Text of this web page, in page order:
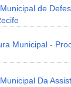
de
Municipal -
Da